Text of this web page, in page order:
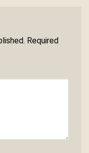
Required